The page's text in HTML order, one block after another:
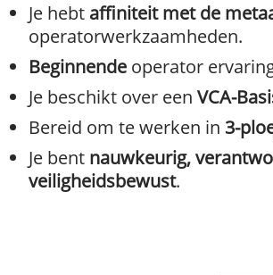
Je hebt affiniteit met de
operatorwerkzaamheden.
Beginnende operator
Je beschikt over een VCA-
Bereid om te werken in 3-
Je bent nauwkeurig,
veiligheidsbewust.